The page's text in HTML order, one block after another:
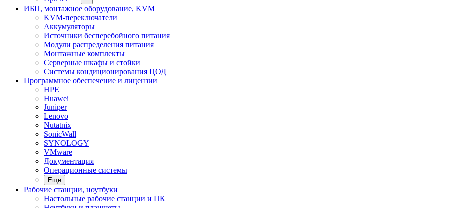
ИБП, монтажное оборудование, KVM
KVM-переключатели
Аккумуляторы
Источники бесперебойного питания
Модули распределения питания
Монтажные комплекты
Серверные шкафы и стойки
Системы кондиционирования ЦОД
Программное обеспечение и лицензии
HPE
Huawei
Juniper
Lenovo
Nutatnix
SonicWall
SYNOLOGY
VMware
Документация
Операционные системы
Еще
Рабочие станции, ноутбуки
Настольные рабочие станции и ПК